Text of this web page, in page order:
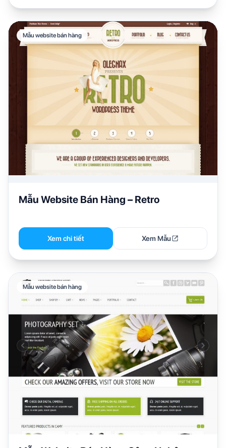
Mẫu website bán hàng
Mẫu Website Bán Hàng – Retro
Xem chi tiết Xem Mẫu
Mẫu website bán hàng